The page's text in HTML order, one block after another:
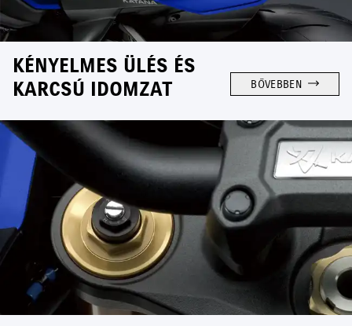
KÉNYELMES ÜLÉS ÉS
KARCSÚ IDOMZAT
BŐVEBBEN